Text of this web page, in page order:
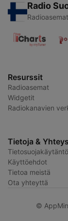
Radio
Resurssit
Radioasemat
Widgetit
Radiokanavien
Tietoja &
Tietosuojakäytäntö
Käyttöehdot
Tietoa meistä
Ota yhteyttä
©